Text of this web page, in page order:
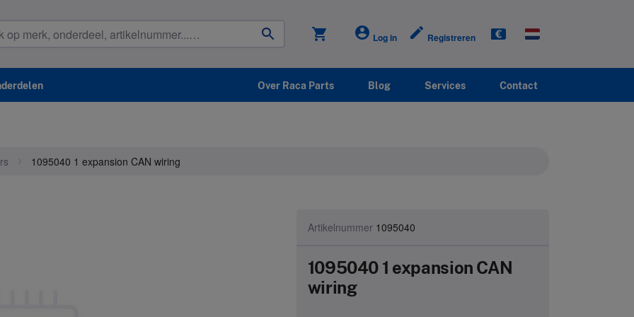
shopping_cart account_circle Log in create Registreren
Over Raca Parts Blog Services Contact
1095040 1 expansion CAN wiring
Artikelnummer1095040
1095040 1 expansion CAN
wiring